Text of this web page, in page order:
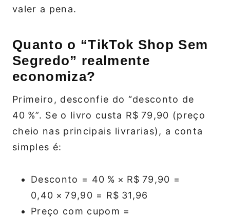
valer a pena.
Quanto o “TikTok Shop Sem
Segredo” realmente
economiza?
Primeiro, desconfie do “desconto de
40 %”. Se o livro custa R$ 79,90 (preço
cheio nas principais livrarias), a conta
simples é:
Desconto = 40 % × R$ 79,90 =
0,40 × 79,90 = R$ 31,96
Preço com cupom =